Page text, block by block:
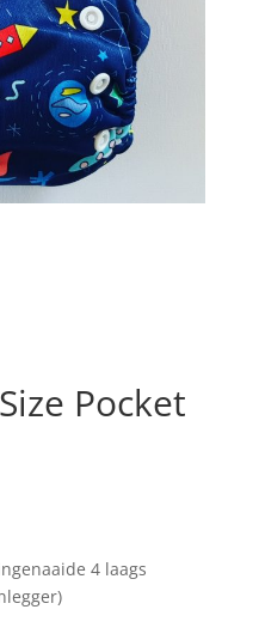
Pocket
4 laags